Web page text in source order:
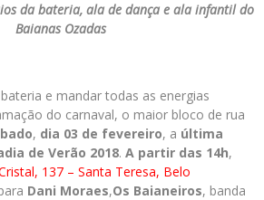
da bateria, ala de dança e ala infantil do
Baianas Ozadas
e mandar todas as energias
do carnaval, o maior bloco de rua
, dia 03 de fevereiro, a última
de Verão 2018. A partir das 14h,
137 – Santa Teresa, Belo
Dani Moraes,Os Baianeiros, banda